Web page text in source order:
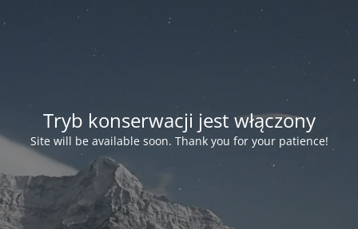
Tryb konserwacji jest włączony
Site will be available soon. Thank you for your patience!